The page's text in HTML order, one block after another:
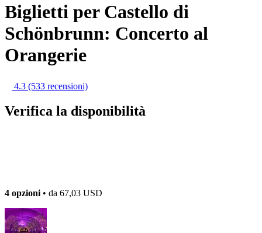
Biglietti per Castello di
Schönbrunn: Concerto al
Orangerie
4.3 (533 recensioni)
Verifica la disponibilità
4 opzioni • da 67,03 USD